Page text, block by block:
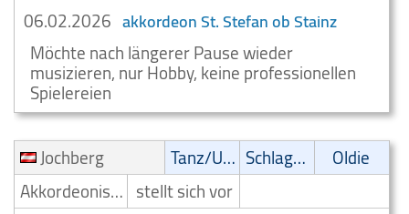
06.02.2026 akkordeon St. Stefan ob Stainz
Möchte nach längerer Pause wieder
musizieren, nur Hobby, keine professionellen
Spielereien
Jochberg
Tanz/Unterhaltungsmusik Schlager
Oldie
Akkordeonist/Akkordeonspieler stellt sich vor